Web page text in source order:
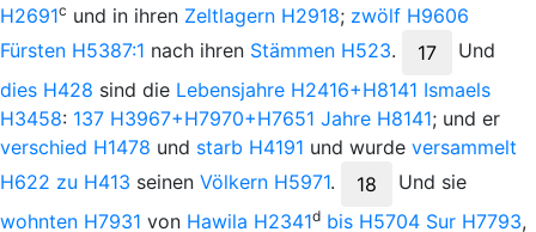
H2691c und in ihren Zeltlagern H2918; zwölf H9606
Fürsten H5387:1 nach ihren Stämmen H523. 17
Und
dies H428 sind die Lebensjahre H2416+H8141 Ismaels
H3458: 137 H3967+H7970+H7651 Jahre H8141; und er
verschied H1478 und starb H4191 und wurde versammelt
H622 zu H413 seinen Völkern H5971. 18 Und sie
wohnten H7931 von Hawila H2341d bis H5704 Sur H7793,